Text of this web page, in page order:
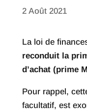
2 Août 2021
La loi de
reconduit la
d’achat (prime
Pour rappel,
facultatif, est